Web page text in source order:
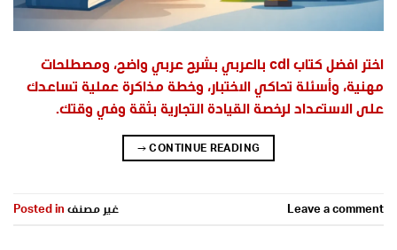
اختر افضل كتاب cdl بالعربي بشرح عربي واضح، ومصطلحات
مهنية، وأسئلة تحاكي الاختبار، وخطة مذاكرة عملية تساعدك
على الاستعداد لرخصة القيادة التجارية بثقة وفي وقتك.
CONTINUE READING
→
Posted in غير مصنف Leave a comment